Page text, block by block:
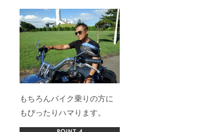
もちろんバイク乗りの方に
もぴったりハマります。